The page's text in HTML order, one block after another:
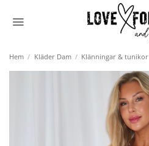
Hem / Kläder Dam / Klänningar & tunikor